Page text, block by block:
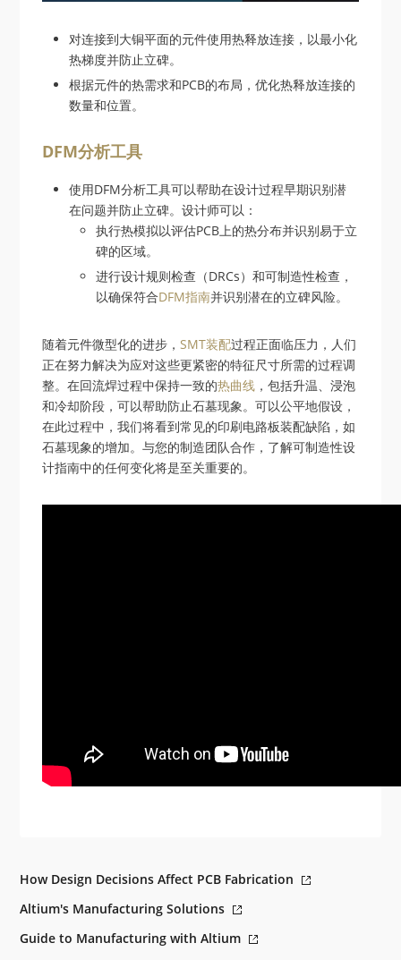
对连接到大铜平面的元件使用热释放连接，以最小化
热梯度并防止立碑。
根据元件的热需求和PCB的布局，优化热释放连接的
数量和位置。
DFM分析工具
使用DFM分析工具可以帮助在设计过程早期识别潜
在问题并防止立碑。设计师可以：
执行热模拟以评估PCB上的热分布并识别易于立
碑的区域。
进行设计规则检查（DRCs）和可制造性检查，
以确保符合DFM指南并识别潜在的立碑风险。
随着元件微型化的进步，SMT装配过程正面临压力，人们
正在努力解决为应对这些更紧密的特征尺寸所需的过程调
整。在回流焊过程中保持一致的热曲线 ，包括升温、浸泡
和冷却阶段，可以帮助防止石墓现象。可以公平地假设，
在此过程中，我们将看到常见的印刷电路板装配缺陷，如
石墓现象的增加。与您的制造团队合作，了解可制造性设
计指南中的任何变化将是至关重要的。
How Design Decisions Affect PCB Fabrication
Altium's Manufacturing Solutions
Guide to Manufacturing with Altium